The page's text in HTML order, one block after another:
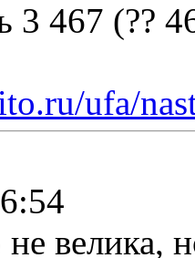
3 467 (??
ufa/
велика,